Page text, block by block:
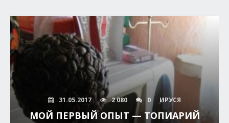
31.05.2017 2 080 0 ИРУСЯ
МОЙ ПЕРВЫЙ ОПЫТ — ТОПИАРИЙ